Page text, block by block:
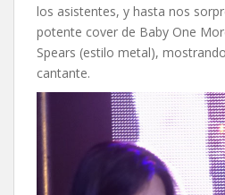
los asistentes, y hasta nos
potente cover de Baby One
Spears (estilo metal),
cantante.